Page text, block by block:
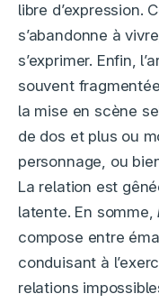
libre d’expression.
s’abandonne à
s’exprimer. Enfin,
souvent
la mise en scène
de dos et plus ou
personnage, ou
La relation est
latente. En somme,
compose entre
conduisant à
relations